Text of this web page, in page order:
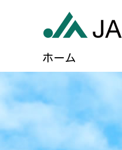
ホーム
農業に関
肥料・農
農業機械
農産物直
貯める・
葬儀に関
住宅設備
燃油配送の
女性組織
JAについて
事業計画
キャラク